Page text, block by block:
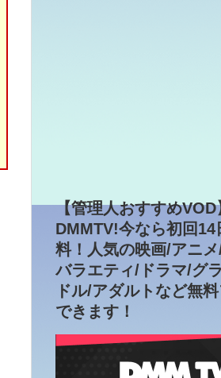
【管理人おすすめVOD
DMMTV!今なら初回14
料！人気の映画/アニ
バラエティ/ドラマ/グ
ドル/アダルトなど無
できます！